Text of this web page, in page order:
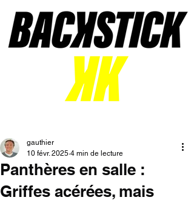
Panthères en salle :
Griffes acérées, mais
gauthier
10 févr. 2025 4 min de lecture